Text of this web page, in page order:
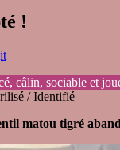
!
câlin, sociable et
/ Identifié
matou tigré